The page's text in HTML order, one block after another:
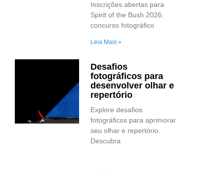
Inscrições abertas para
Spirit of the Bush 2026:
concurso fotográfico
Leia Mais »
Desafios
fotográficos para
desenvolver olhar e
repertório
Explore desafios
fotográficos para aprimorar
seu olhar e repertório.
Descubra